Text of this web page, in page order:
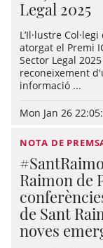
Legal 2025
L’Il·lustre
atorgat el Premi
Sector Legal
reconeixement
informació ...
Mon Jan 26
NOTA DE
Raimon de
de Sant
noves